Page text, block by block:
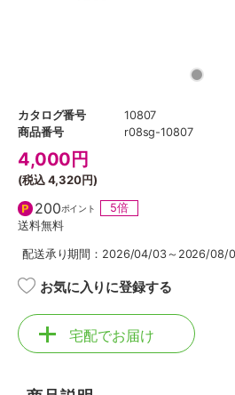
カタログ番号
10807
商品番号
r08sg-10807
4,000 円
(税込4,320円)
200ポイント
5倍
送料無料
配送承り期間：2026/04/03～2026/08/
お気に入りに登録する
宅配でお届け